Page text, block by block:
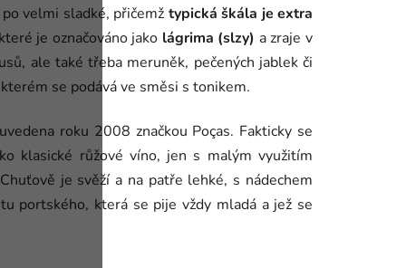
velmi sladké, přičemž typická škála je extra
je označováno jako lágrima (slzy) a zraje v
ale také třeba meruněk, pečených jablek či
se podává ve směsi s tonikem.
roku 2008 značkou Poças. Fakticky se
klasické růžové víno, jen s malým využitím
je svěží a na patře lehké, s nádechem
portského, která se pije vždy mladá a jež se